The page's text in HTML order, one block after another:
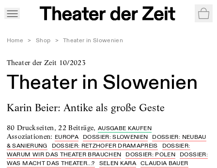
Home > Shop > Theater in Slowenien
Theater der Zeit 10/2023
Theater in Slowenien
Karin Beier: Antike als große Geste
80 Druckseiten,22 Beiträge, AUSGABE KAUFEN
Assoziationen: EUROPA DOSSIER: SLOWENIEN
DOSSIER: NEUBAU
& SANIERUNG
DOSSIER: RETZHOFER DRAMAPREIS
DOSSIER:
WARUM WIR DAS THEATER BRAUCHEN
DOSSIER: POLEN
DOSSIER:
WAS MACHT DAS THEATER...?
SELEN KARA CLAUDIA BAUER